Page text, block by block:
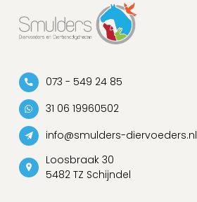
073 - 549 24 85
31 06 19960502
info@smulders-diervoeders.nl
Loosbraak 30
5482 TZ Schijndel